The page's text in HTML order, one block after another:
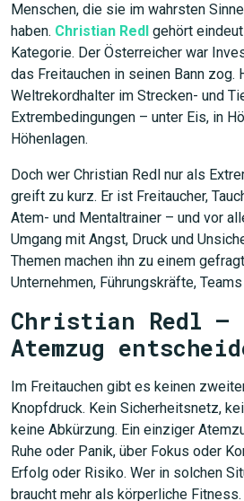
Menschen, die sie im wahrsten
haben. Christian Redl gehört
Kategorie. Der Österreicher war
das Freitauchen in seinen Bann
Weltrekordhalter im Strecken- und
Extrembedingungen – unter Eis, in
Höhenlagen.
Doch wer Christian Redl nur als
greift zu kurz. Er ist Freitaucher,
Atem- und Mentaltrainer – und vor
Umgang mit Angst, Druck und
Themen machen ihn zu einem
Unternehmen, Führungskräfte,
Christian Redl –
Atemzug
Im Freitauchen gibt es keinen
Knopfdruck. Kein Sicherheitsnetz,
keine Abkürzung. Ein einziger
Ruhe oder Panik, über Fokus oder
Erfolg oder Risiko. Wer in solchen
braucht mehr als körperliche